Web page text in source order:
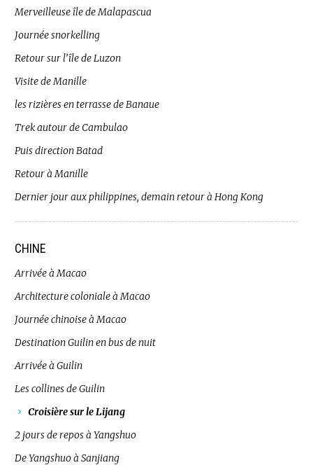
Merveilleuse île de Malapascua
Journée snorkelling
Retour sur l’île de Luzon
Visite de Manille
les rizières en terrasse de Banaue
Trek autour de Cambulao
Puis direction Batad
Retour à Manille
Dernier jour aux philippines, demain retour à Hong Kong
CHINE
Arrivée à Macao
Architecture coloniale à Macao
Journée chinoise à Macao
Destination Guilin en bus de nuit
Arrivée à Guilin
Les collines de Guilin
Croisière sur le Lijang
2 jours de repos à Yangshuo
De Yangshuo à Sanjiang